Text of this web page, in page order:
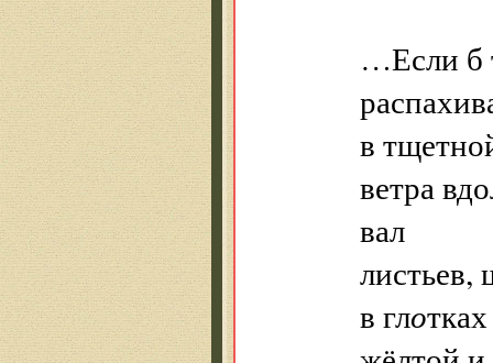
…Если б
в
ветра
вал
в гло